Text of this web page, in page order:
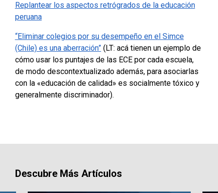
Replantear los aspectos retrógrados de la educación
peruana
“Eliminar colegios por su desempeño en el Simce
(Chile) es una aberración”(LT: acá tienen un ejemplo de
cómo usar los puntajes de las ECE por cada escuela,
de modo descontextualizado además, para asociarlas
con la «educación de calidad» es socialmente tóxico y
generalmente discriminador).
Descubre Más Artículos